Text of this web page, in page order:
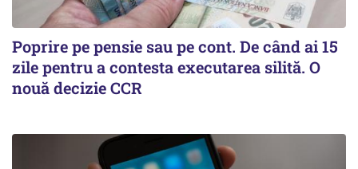
Poprire pe pensie sau pe cont. De când ai 15
zile pentru a contesta executarea silită. O
nouă decizie CCR